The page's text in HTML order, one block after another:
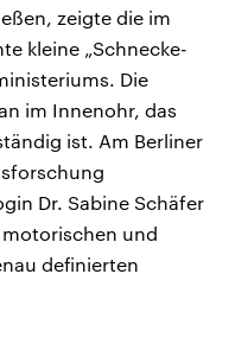
zeigte die im
kleine „Schnecke-
Die
im Innenohr, das
ist. Am Berliner
Dr. Sabine Schäfer
und
definierten